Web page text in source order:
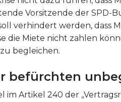
Vorsitzende der SPD-
verhindert werden, dass
die Miete nicht zahlen
begleichen.
befürchten
im Artikel 240 der